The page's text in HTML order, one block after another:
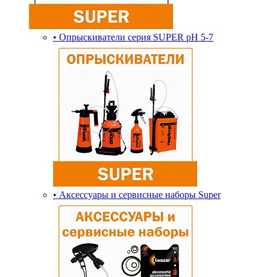
• Опрыскиватели серия SUPER pH 5-7
• Аксессуары и сервисные наборы Super